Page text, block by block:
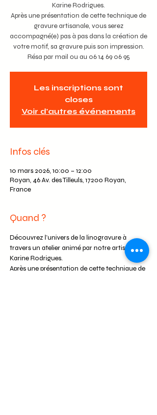
Karine Rodrigues.
Après une présentation de cette technique de
gravure artisanale, vous serez
accompagné(e) pas à pas dans la création de
votre motif, sa gravure puis son impression.
Résa par mail ou au 06 14 69 06 95
Les inscriptions sont
closes
Voir d'autres événements
Infos clés
10 mars 2026, 10:00 – 12:00
Royan, 46 Av. des Tilleuls, 17200 Royan,
France
Quand ?
Découvrez l’univers de la linogravure à
travers un atelier animé par notre artiste
Karine Rodrigues.
Après une présentation de cette technique de